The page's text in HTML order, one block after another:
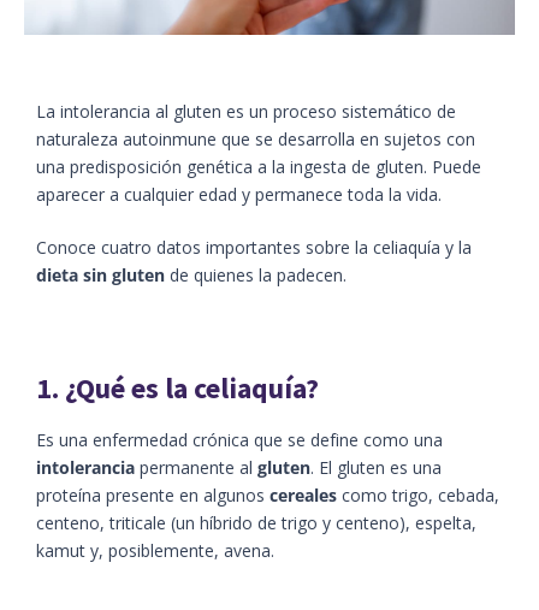
La intolerancia al gluten es un proceso sistemático de
naturaleza autoinmune que se desarrolla en sujetos con
una predisposición genética a la ingesta de gluten. Puede
aparecer a cualquier edad y permanece toda la vida.
Conoce cuatro datos importantes sobre la celiaquía y la
dieta sin gluten de quienes la padecen.
1. ¿Qué es la celiaquía?
Es una enfermedad crónica que se define como una
intolerancia permanente al gluten. El gluten es una
proteína presente en algunos cereales como trigo, cebada,
centeno, triticale (un híbrido de trigo y centeno), espelta,
kamut y, posiblemente, avena.